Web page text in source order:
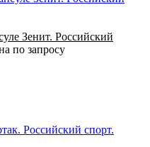
Зенит. Российский
по запросу